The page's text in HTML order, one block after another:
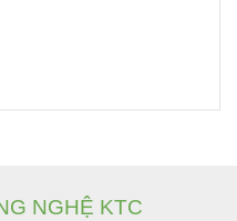
NGHỆ KTC